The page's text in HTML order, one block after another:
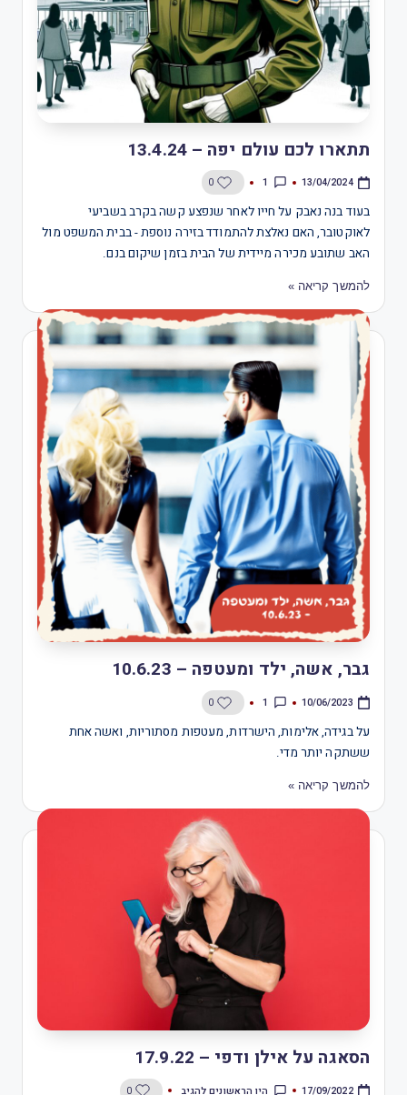
תתארו לכם עולם יפה – 13.4.24
13/04/2024
1
0
בעוד בנה נאבק על חייו לאחר שנפצע קשה בקרב בשביעי
לאוקטובר, האם נאלצת להתמודד בזירה נוספת - בבית המשפט מול
האב שתובע מכירה מיידית של הבית בזמן שיקום בנם.
להמשך קריאה »
גבר, אשה, ילד ומעטפה – 10.6.23
10/06/2023
1
0
על בגידה, אלימות, הישרדות, מעטפות מסתוריות, ואשה אחת
ששתקה יותר מדי.
להמשך קריאה »
הסאגה על אילן ודפי – 17.9.22
17/09/2022 היו הראשונים להגיב 0